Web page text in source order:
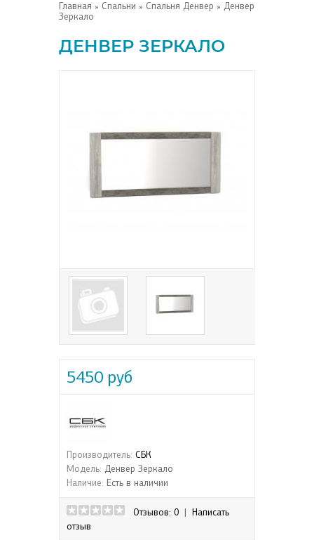
Главная » Спальни » Спальня Денвер » Денвер
Зеркало
ДЕНВЕР ЗЕРКАЛО
5450 руб
Производитель: СБК
Модель: Денвер Зеркало
Наличие: Есть в наличии
Отзывов: 0
Написать
отзыв